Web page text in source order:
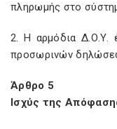
πληρωμής στο
2. Η αρμόδια Δ.Ο.Υ.
προσωρινών
Άρθρο 5
Ισχύς της